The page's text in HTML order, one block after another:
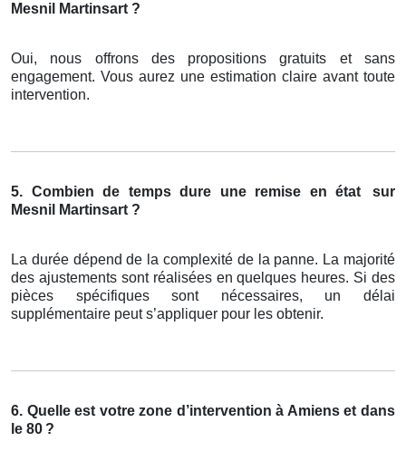
Mesnil Martinsart ?
Oui, nous offrons des propositions gratuits et sans
engagement. Vous aurez une estimation claire avant toute
intervention.
5. Combien de temps dure une remise en état
sur
Mesnil Martinsart ?
La durée dépend de la complexité de la panne. La majorité
des ajustements sont réalisées en quelques heures. Si des
pièces spécifiques sont nécessaires, un délai
supplémentaire peut s’appliquer pour les obtenir.
6. Quelle est votre zone d’intervention à Amiens et dans
le 80 ?